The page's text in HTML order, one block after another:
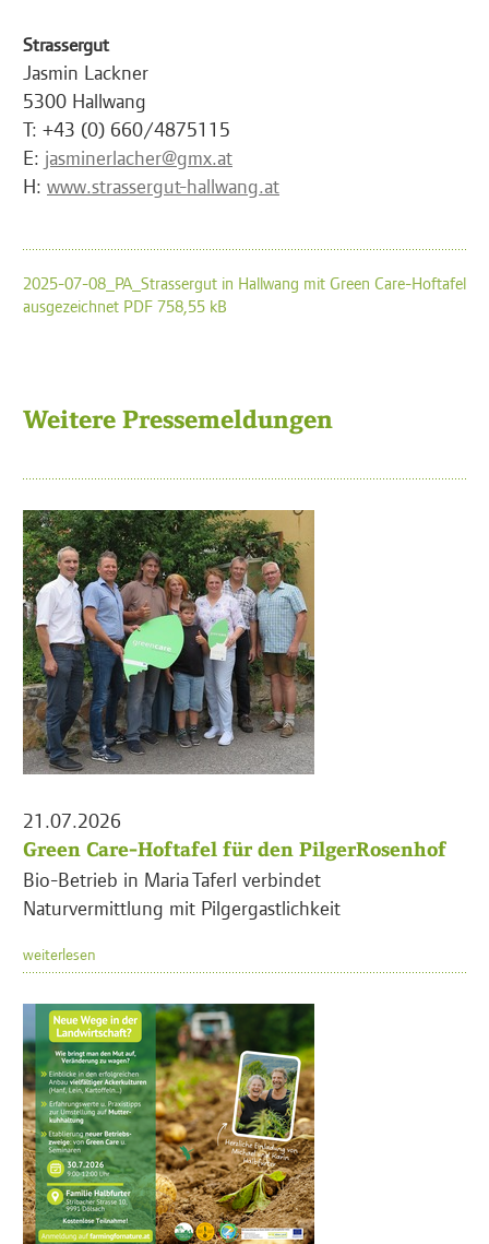
Strassergut
Jasmin Lackner
5300 Hallwang
T: +43 (0) 660/4875115
E: jasminerlacher@gmx.at
H: www.strassergut-hallwang.at
2025-07-08_PA_Strassergut in Hallwang mit Green Care-Hoftafel
ausgezeichnet PDF 758,55 kB
Weitere Pressemeldungen
21.07.2026
Green Care-Hoftafel für den PilgerRosenhof
Bio-Betrieb in Maria Taferl verbindet
Naturvermittlung mit Pilgergastlichkeit
weiterlesen